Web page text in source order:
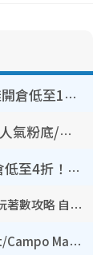
開倉優惠 | 尖沙咀海港城名牌波鞋開倉低至1折！On鞋$899起／Joy&Peace鞋履$98起
CHANEL美妝限時減價低至3折！人氣粉底/唇膏/精華液低至$275！COCO香水都有平
開倉優惠｜尖沙咀名牌行李箱開倉低至4折！一連5日 American Tourister/ace./Hallmark $200起！
【8月生日優惠2026】全港85大食買玩著數攻略 自助餐/火鍋放題同行免費＋誠品/DONKI送現金券
開倉優惠｜銅鑼灣時代廣場Doughnut/Campo Marzio開倉低至1折！背囊、書包、手袋劈價$200起